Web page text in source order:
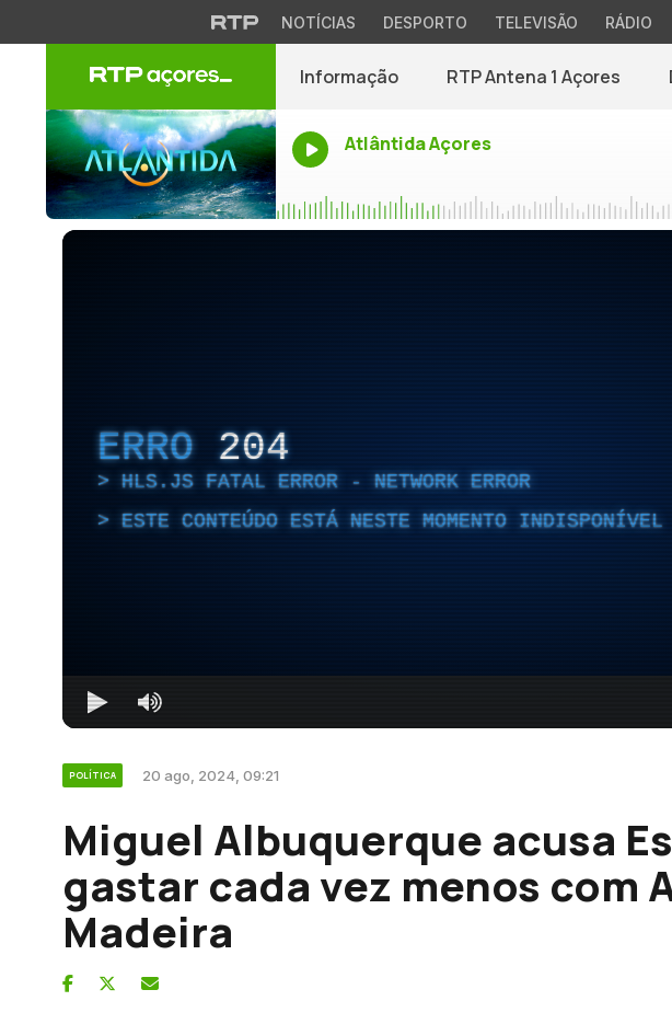
NOTÍCIAS DESPORTO TELEVISÃO RÁDIO
Informação RTP Antena 1 Açores
Atlântida Açores
ERRO 204
HLS.JS FATAL ERROR - NETWORK ERROR
ESTE CONTEÚDO ESTÁ NESTE MOMENTO INDISPONÍVEL
POLÍTICA 20 ago, 2024, 09:21
Miguel Albuquerque acusa
gastar cada vez menos com
Madeira